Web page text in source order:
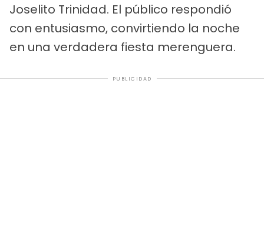
Joselito Trinidad. El público respondió
con entusiasmo, convirtiendo la noche
en una verdadera fiesta merenguera.
PUBLICIDAD